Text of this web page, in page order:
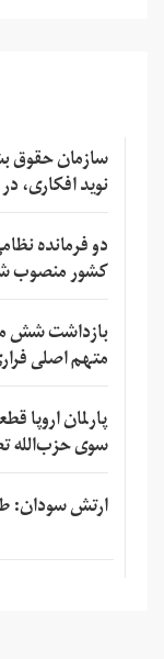
سازمان حقوق
نوید افکاری،
دو فرمانده
کشور منصوب
بازداشت شش
متهم اصلی
پارلمان اروپا
سوی حزب‌الله
ارتش سودان: